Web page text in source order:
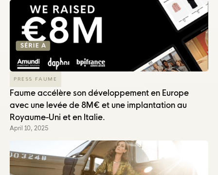
PRESS FAUME
Faume accélère son développement en Europe
avec une levée de 8M€ et une implantation au
Royaume-Uni et en Italie.
April 10, 2025